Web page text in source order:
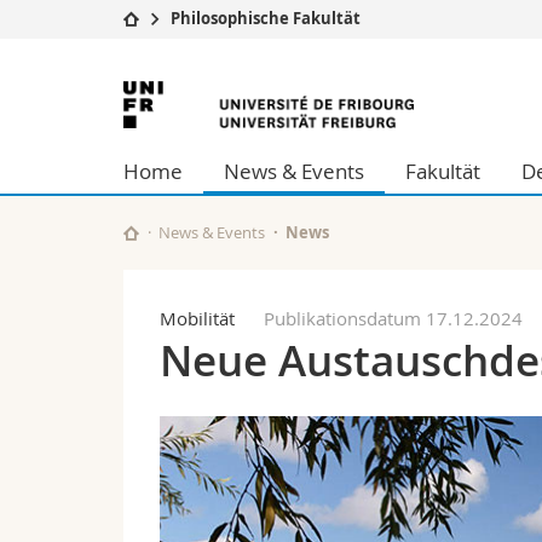
Universität
Studium
Forschung
Universität
Weiterbildung
Wirtschafts-
Philosophische
Philosophische Fakultät
Universität
Freiburg
Home News & Events Fakultät
News & Events News
Mobilität Publikationsdatum 17.12.2024
Neue